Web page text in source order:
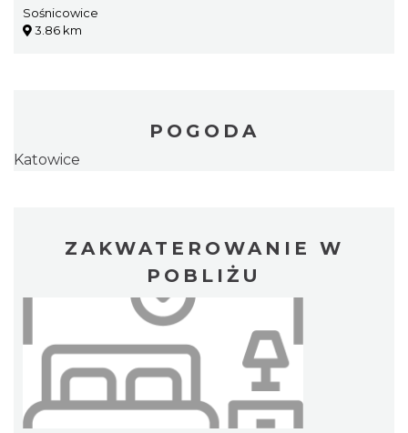
Sośnicowice
3.86 km
POGODA
Katowice
ZAKWATEROWANIE W
POBLIŻU